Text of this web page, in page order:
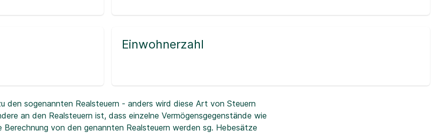
Einwohnerzahl
den sogenannten Realsteuern - anders wird diese Art von Steuern
an den Realsteuern ist, dass einzelne Vermögensgegenstände wie
von den genannten Realsteuern werden sg. Hebesätze